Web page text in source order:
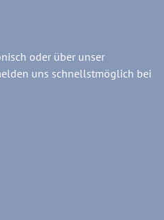
oder über unser
uns schnellstmöglich bei